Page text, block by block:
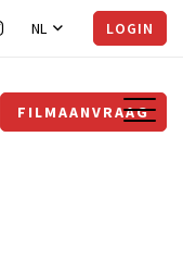
NL LOGIN
FILMAANVRAAG